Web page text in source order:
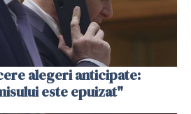
alegeri anticipate:
este epuizat"